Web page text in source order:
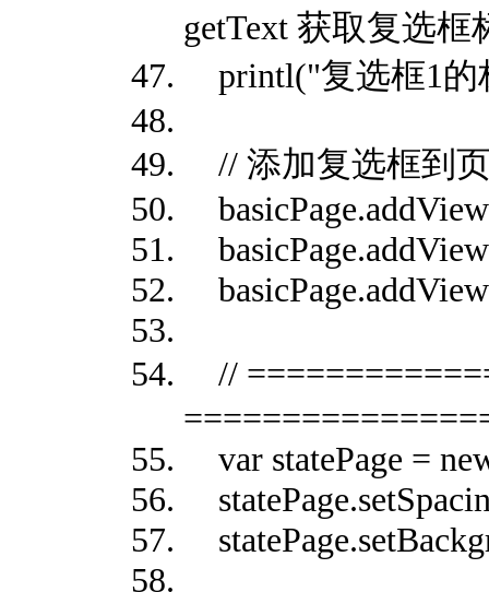
getText 获取复选框
printl("复选框1的
// 添加复选框到
//
var statePage =